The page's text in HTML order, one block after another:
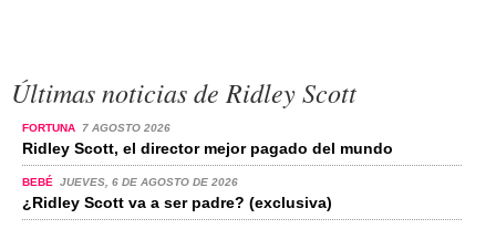
Últimas noticias de Ridley Scott
FORTUNA 7 AGOSTO 2026
Ridley Scott, el director mejor pagado del mundo
BEBÉ JUEVES, 6 DE AGOSTO DE 2026
¿Ridley Scott va a ser padre? (exclusiva)